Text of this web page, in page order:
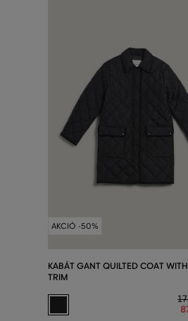
AKCIÓ -50%
KABÁT GANT QUILTED COAT
TRIM